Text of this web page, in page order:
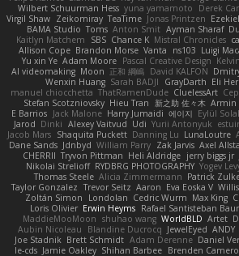
Wilbert Schuurman Hess yuna yamamoto Derek
Virgil Shaw Zeikomiray TeaTime Jonas Printzen
BAMA Studio Toms Anton Smit Ayman Sharaf
Kaitlyn Matchem
SBS Chance K Mistral Chronicles
Allison Cope Brandon Morse Vanta ns103 Luigi
Yu xin Ye Adam Moore Pascal Creative Design
AI videomaking Moon 正和 綱嶋 David KALFON
Wenxin Huang Sarah BADJI GrayDarth Eli
manuel chiocchetta ThatRamenDude CluelessArt
Stefan Scotzniovsky Hieu Tran 新之助 佐々木 Armin
E Barrios Jack Malone Harry Jumaidi 에이지 Eylül
Jarod Dinki Alexey Vaitvud Udi Yurii Antonyuk
Jacob Mars Shaquita Puckett Danning Lu LunaLoutre
Dane Sands Jdnbyd William Parry Zak Jarvis Axel
CHERRII Tryvon Pittman Heli Aldridge jerry biggs jr
Nikolai Strelioff RYDBRG PHOTOGRAPHY Yogev
Thomas Steele Alicia Zimmermann Patrick
Taylor Gonzalez Trevor Seitz Aaron Eva Eoska V
Zoltán Simon
Londolan Cedric Wurm Max King
Loris Olivier Erwin Heyms Rafael Santisteban
MaddieMooMoon shuhao wang WorldBLD Artet
Aubin Nicoleau
Blandine Ducrocq JewelEyed ANDY
Joe Stadnik Brett Schmidt Adam Derenne Daniel
le-cds Jamie Oakley Shihan Barbee Brenden